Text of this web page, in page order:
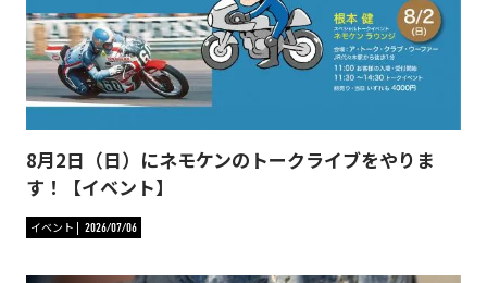
8月2日（日）にネモケンのトークライブをやりま
す！【イベント】
イベント 2026/07/06